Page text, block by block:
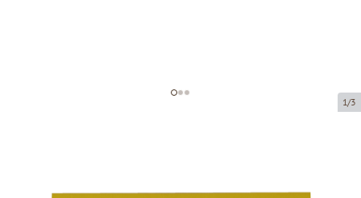
1/3
Код товара:AP05